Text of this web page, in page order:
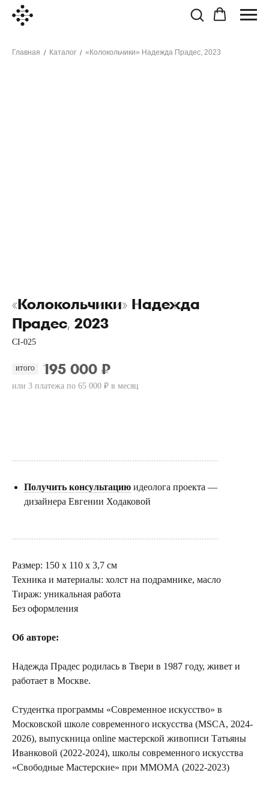
Главная / Каталог / «Колокольчики» Надежда Прадес, 2023
«Колокольчики» Надежда
Прадес, 2023
CI-025
ИТОГО 195 000 ₽
или 3 платежа по 65 000 ₽ в месяц
......................................................................................
Получить консультацию идеолога проекта —
дизайнера Евгении Ходаковой
......................................................................................
Размер: 150 х 110 х 3,7 см
Техника и материалы: холст на подрамнике, масло
Тираж: уникальная работа
Без оформления
Об авторе:
Надежда Прадес родилась в Твери в 1987 году, живет и
работает в Москве.
Студентка программы «Cовременное искусство» в
Московской школе современного искусства (MSCA, 2024-
2026), выпускница online мастерской живописи Татьяны
Иванковой (2022-2024), школы современного искусства
«Свободные Мастерские» при ММОМА (2022-2023)